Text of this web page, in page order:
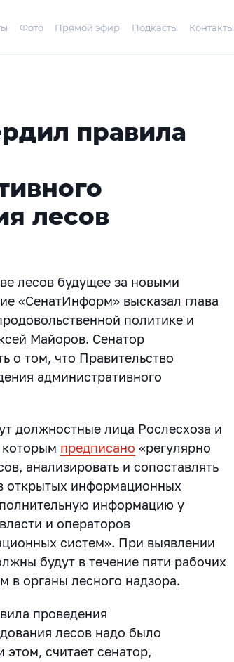
Фото Прямой эфир Подкасты Контакты
правила
лесов
лесов будущее за новыми
«СенатИнформ» высказал глава
политике и
Майоров. Сенатор
о том, что Правительство
административного
должностные лица Рослесхоза и
которым предписано «регулярно
анализировать и сопоставлять
открытых информационных
информацию у
и операторов
систем». При выявлении
будут в течение пяти рабочих
в органы лесного надзора.
проведения
лесов надо было
считает сенатор,